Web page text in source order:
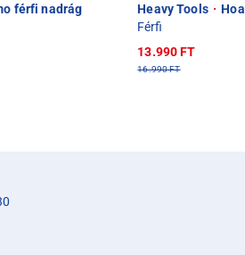
férfi nadrág
Heavy Tools ·
Férfi
13.990 FT
16.990 FT